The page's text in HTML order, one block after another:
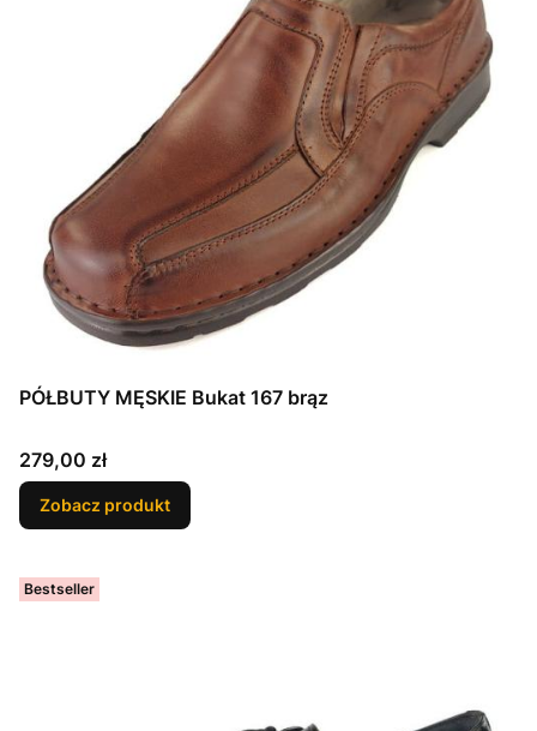
PÓŁBUTY MĘSKIE Bukat 167 brąz
Cena
279,00 zł
Zobacz produkt
Bestseller